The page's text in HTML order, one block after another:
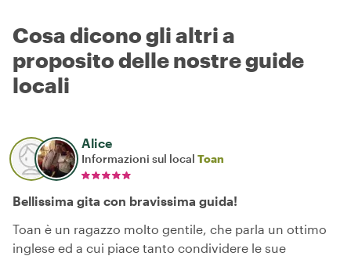
Cosa dicono gli altri a
proposito delle nostre guide
locali
Alice
Informazioni sul local Toan
Bellissima gita con bravissima guida!
Toan è un ragazzo molto gentile, che parla un ottimo
inglese ed a cui piace tanto condividere le sue